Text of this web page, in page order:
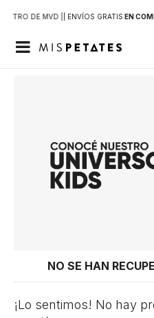
DE MVD | | ENVÍOS GRATIS EN

NO SE HAN
¡Lo sentimos! No hay